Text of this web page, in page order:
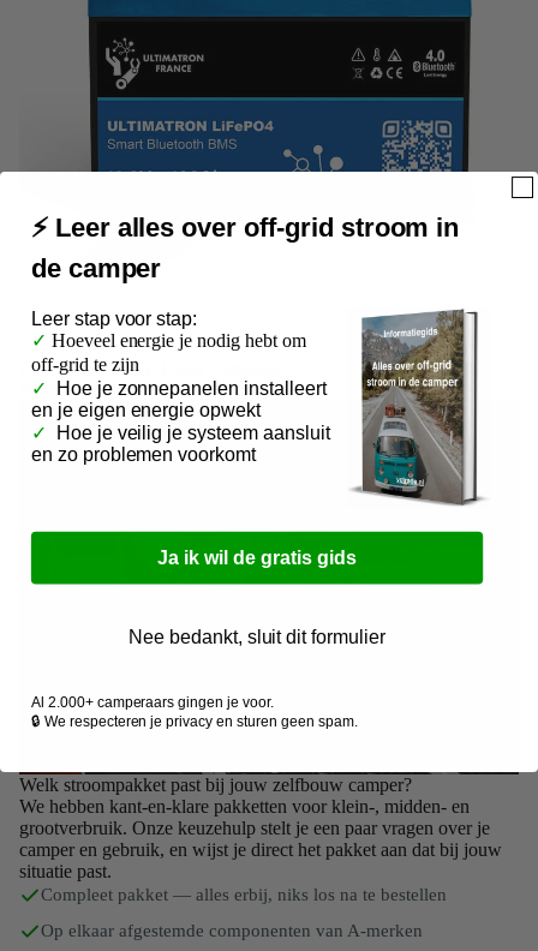
AGM & Lithium
Lithium en AGM. Hoog vermogen
Bekijk de collectie
Welk stroompakket past bij jouw zelfbouw camper?
We hebben kant-en-klare pakketten voor klein-, midden- en
grootverbruik. Onze keuzehulp stelt je een paar vragen over je
camper en gebruik, en wijst je direct het pakket aan dat bij jouw
situatie past.
Compleet pakket — alles erbij, niks los na te bestellen
Op elkaar afgestemde componenten van A-merken
⚡ Leer alles over off-grid stroom in
de camper
Leer stap voor stap:
✓ Hoeveel energie je nodig hebt om
off-grid te zijn
✓
Hoe je zonnepanelen installeert
en je eigen energie opwekt
✓
Hoe je veilig je systeem aansluit
en zo problemen voorkomt
Ja ik wil de gratis gids
Nee bedankt, sluit dit formulier
Al 2.000+ camperaars gingen je voor.
🔒 We respecteren je privacy en sturen geen spam.